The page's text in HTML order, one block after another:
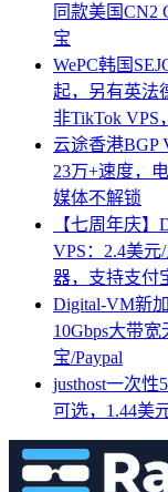
同款美国CN2
宝
WePC韩国
起，另有英法
非TikTok VPS
云途香港BGP
23万+速度，
媒体不解锁
【七周年庆
VPS：2.4美元
器，支持支付
Digital-VM新
10Gbps大带
宝/Paypal
justhost一次
可选，1.44美